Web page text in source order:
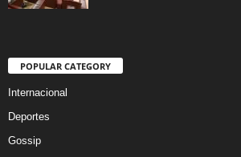
POPULAR CATEGORY
Internacional
Deportes
Gossip